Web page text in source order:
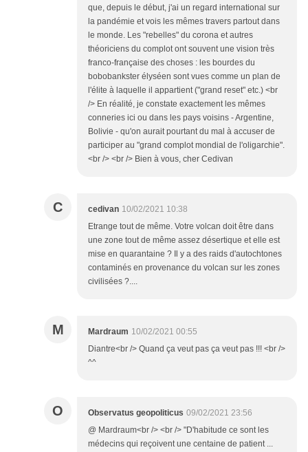
que, depuis le début, j'ai un regard international sur
la pandémie et vois les mêmes travers partout dans
le monde. Les "rebelles" du corona et autres
théoriciens du complot ont souvent une vision très
franco-française des choses : les bourdes du
bobobankster élyséen sont vues comme un plan de
l'élite à laquelle il appartient ("grand reset" etc.) <br
/> En réalité, je constate exactement les mêmes
conneries ici ou dans les pays voisins - Argentine,
Bolivie - qu'on aurait pourtant du mal à accuser de
participer au "grand complot mondial de l'oligarchie".
<br /> <br /> Bien à vous, cher Cedivan
C cedivan 10/02/2021 10:38
Etrange tout de même. Votre volcan doit être dans
une zone tout de même assez désertique et elle est
mise en quarantaine ? Il y a des raids d'autochtones
contaminés en provenance du volcan sur les zones
civilisées ?....
M Mardraum 10/02/2021 00:55
Diantre<br /> Quand ça veut pas ça veut pas !!! <br />
^^
O Observatus geopoliticus 09/02/2021 23:56
@ Mardraum<br /> <br /> "D'habitude ce sont les
médecins qui reçoivent une centaine de patient ...